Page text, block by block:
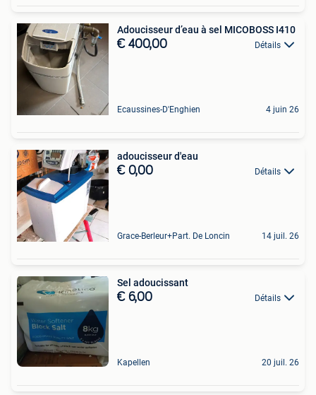
Adoucisseur d’eau à sel MICOBOSS I410
€ 400,00 Détails
Ecaussines-D'Enghien 4 juin 26
adoucisseur d'eau
€ 0,00 Détails
Grace-Berleur+Part. De Loncin 14 juil. 26
Sel adoucissant
€ 6,00 Détails
Kapellen 20 juil. 26